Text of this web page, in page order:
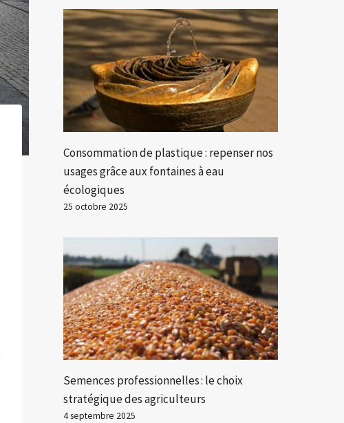
Consommation de plastique : repenser nos
usages grâce aux fontaines à eau
écologiques
25 octobre 2025
Semences professionnelles : le choix
stratégique des agriculteurs
4 septembre 2025